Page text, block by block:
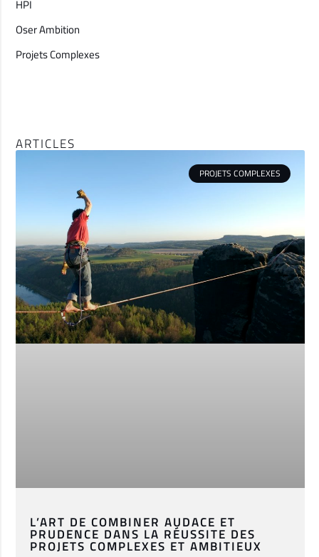
HPI
Oser Ambition
Projets Complexes
ARTICLES
PROJETS COMPLEXES
L’ART DE COMBINER AUDACE ET
PRUDENCE DANS LA RÉUSSITE DES
PROJETS COMPLEXES ET AMBITIEUX